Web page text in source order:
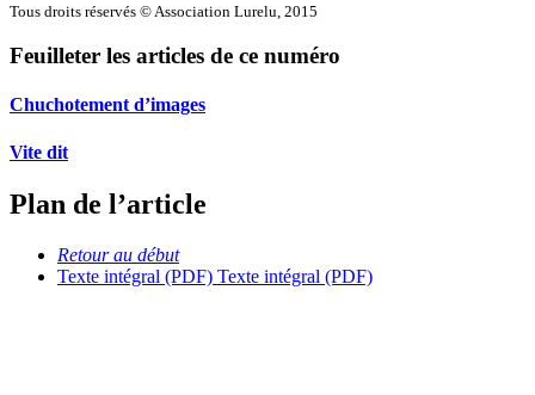
Tous droits réservés © Association Lurelu, 2015
Feuilleter les articles de ce numéro
Chuchotement d’images
Vite dit
Plan de l’article
Retour au début
Texte intégral (PDF) Texte intégral (PDF)